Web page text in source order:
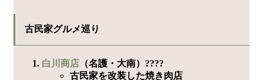
古民家グルメ巡り
白川商店 （名護・大南）????
古民家を改装した焼き肉店